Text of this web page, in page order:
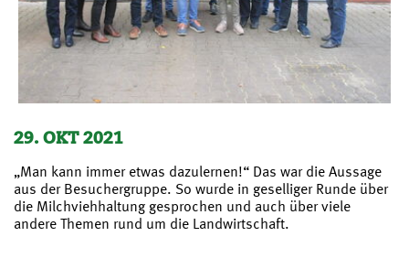
29. OKT 2021
„Man kann immer etwas dazulernen!“ Das war die Aussage
aus der Besuchergruppe. So wurde in geselliger Runde über
die Milchviehhaltung gesprochen und auch über viele
andere Themen rund um die Landwirtschaft.